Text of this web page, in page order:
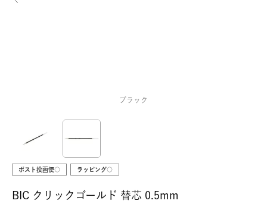
ブラック
ポスト投函便○ ラッピング○
BIC クリックゴールド 替芯 0.5mm